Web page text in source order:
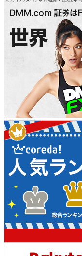
稿
ビ
ン